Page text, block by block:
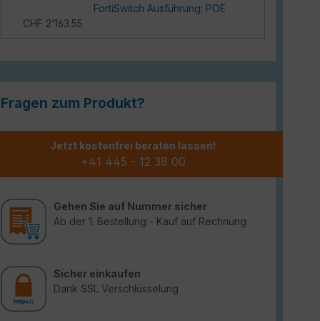
FortiSwitch Ausführung: POE
CHF 2’163.55
Fragen zum Produkt?
Jetzt kostenfrei beraten lassen!
+41 445 - 12 38 00
Gehen Sie auf Nummer sicher
Ab der 1. Bestellung - Kauf auf Rechnung
Sicher einkaufen
Dank SSL Verschlüsselung